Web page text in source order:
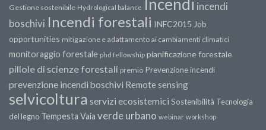
Gestione sostenibile Hydrological balance Incendi incendi
boschivi Incendi forestali INFC2015 Job
opportunities mitigazione e adattamento ai cambiamenti climatici
monitoraggio forestale phd fellowship pianificazione forestale
pillole di scienze forestali premio Prevenzione incendi
prevenzione incendi boschivi Remote sensing
selvicoltura servizi ecosistemici Sostenibilità Tecnologia
del legno Tempesta Vaia verde urbano webinar workshop